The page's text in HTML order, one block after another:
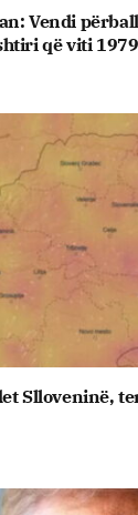
Vendi
që viti 1979
Slloveninë,